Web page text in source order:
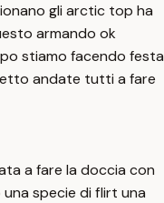
gli arctic top ha
armando ok
stiamo facendo festa
andate tutti a fare
a fare la doccia con
specie di flirt una